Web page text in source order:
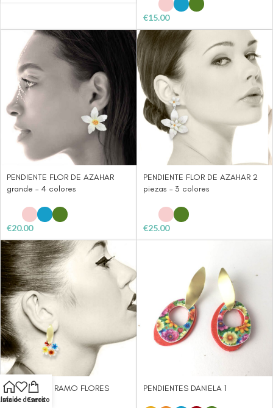
€15.00
PENDIENTE FLOR DE AZAHAR
grande – 4 colores
€20.00
PENDIENTE FLOR DE AZAHAR 2
piezas – 3 colores
€25.00
PENDIENTES RAMO FLORES
pequeño
PENDIENTES DANIELA 1
Iniciode deseos
Carrito